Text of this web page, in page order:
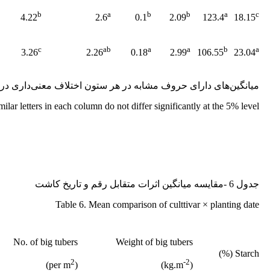
18.15c
123.4a
2.09b
0.1 b
2.6a
4.22b
23.04a
106.55b
2.99a
0.18a
2.26ab
3.26c
میانگین‌های دارای حروف مشابه در هر ستون اختلاف معنی‌داری
letters in each column do not differ significantly at the 5% level.
جدول 6 -مقایسه میانگین اثرات متقابل رقم و تاریخ کاشت
Table 6. Mean comparison of culttivar × planting date
Starch (%)
Weight of big tubers
(kg.m
-2
)
No. of big tubers
(per m
2
)